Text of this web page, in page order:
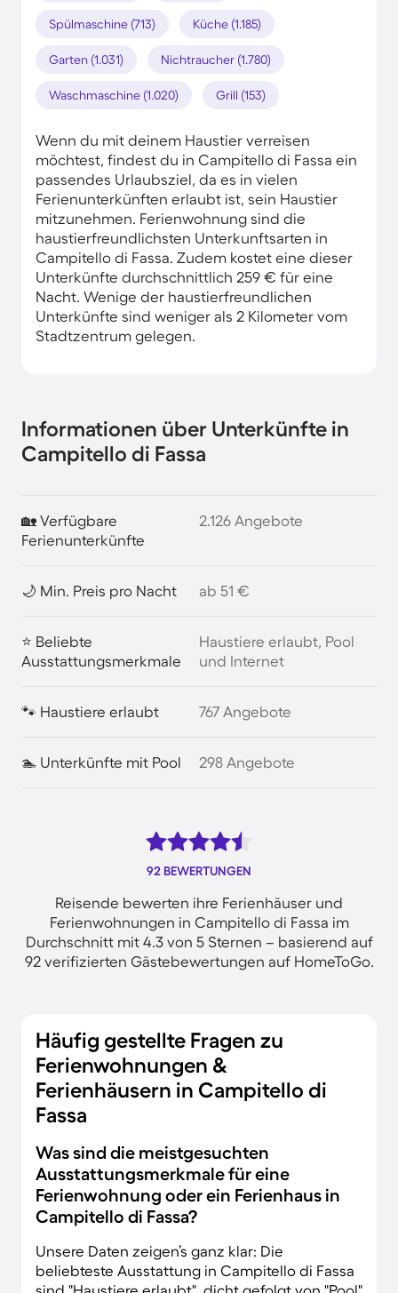
Spülmaschine (713) Küche (1.185)
Garten (1.031) Nichtraucher (1.780)
Waschmaschine (1.020) Grill (153)
Wenn du mit deinem Haustier verreisen
möchtest, findest du in Campitello di Fassa ein
passendes Urlaubsziel, da es in vielen
Ferienunterkünften erlaubt ist, sein Haustier
mitzunehmen. Ferienwohnung sind die
haustierfreundlichsten Unterkunftsarten in
Campitello di Fassa. Zudem kostet eine dieser
Unterkünfte durchschnittlich 259 € für eine
Nacht. Wenige der haustierfreundlichen
Unterkünfte sind weniger als 2 Kilometer vom
Stadtzentrum gelegen.
Informationen über Unterkünfte in
Campitello di Fassa
🏡 Verfügbare
Ferienunterkünfte
2.126 Angebote
🌙 Min. Preis pro Nacht ab 51 €
⭐ Beliebte
Ausstattungsmerkmale
Haustiere erlaubt, Pool
und Internet
🐾 Haustiere erlaubt 767 Angebote
🏊 Unterkünfte mit Pool 298 Angebote
92 BEWERTUNGEN
Reisende bewerten ihre Ferienhäuser und
Ferienwohnungen in Campitello di Fassa im
Durchschnitt mit 4.3 von 5 Sternen – basierend auf
92 verifizierten Gästebewertungen auf HomeToGo.
Häufig gestellte Fragen zu
Ferienwohnungen &
Ferienhäusern in Campitello di
Fassa
Was sind die meistgesuchten
Ausstattungsmerkmale für eine
Ferienwohnung oder ein Ferienhaus in
Campitello di Fassa?
Unsere Daten zeigen’s ganz klar: Die
beliebteste Ausstattung in Campitello di Fassa